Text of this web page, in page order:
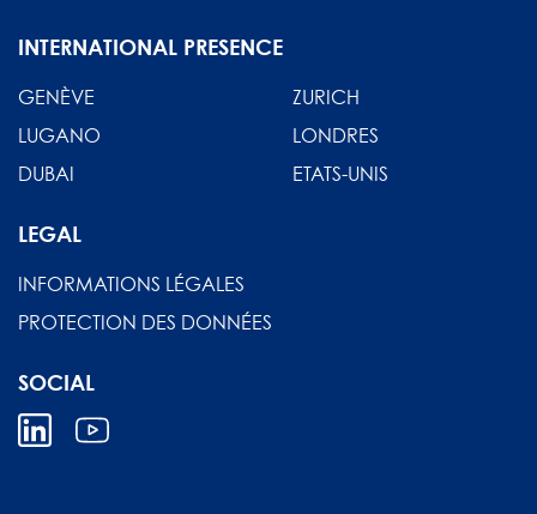
INTERNATIONAL PRESENCE
GENÈVE
ZURICH
LUGANO
LONDRES
DUBAI
ETATS-UNIS
LEGAL
INFORMATIONS LÉGALES
PROTECTION DES DONNÉES
SOCIAL